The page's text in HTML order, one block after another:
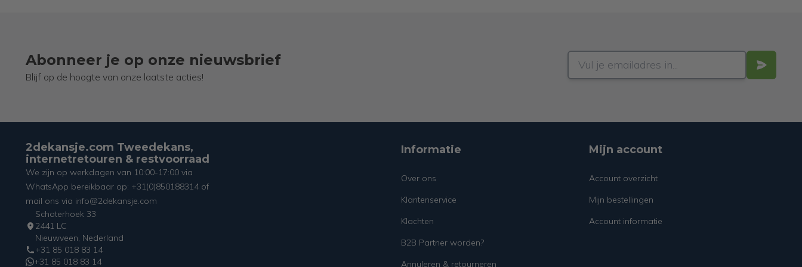
Abonneer je op onze nieuwsbrief
Blijf op de hoogte van onze laatste acties!
2dekansje.com Tweedekans,
internetretouren & restvoorraad
We zijn op werkdagen van 10:00-17:00 via
WhatsApp bereikbaar op: +31(0)850188314 of
mail ons via info@2dekansje.com
Schoterhoek 33
2441 LC
Nieuwveen, Nederland
+31 85 018 83 14
+31 85 018 83 14
Informatie
Over ons
Klantenservice
Klachten
B2B Partner worden?
Annuleren & retourneren
Mijn account
Account overzicht
Mijn bestellingen
Account informatie